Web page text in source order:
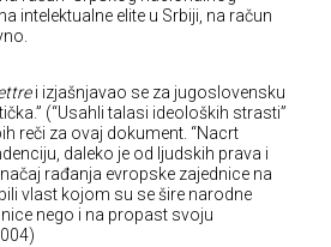
intelektualne elite u Srbiji, na račun
i izjašnjavao se za jugoslovensku
(“Usahli talasi ideoloških strasti”
reči za ovaj dokument. “Nacrt
daleko je od ljudskih prava i
rađanja evropske zajednice na
vlast kojom su se šire narodne
nego i na propast svoju